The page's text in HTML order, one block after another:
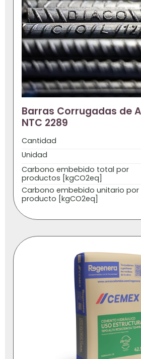
Barras Corrugadas de
NTC 2289
Cantidad
Unidad
Carbono embebido total por
productos [kgCO2eq]
Carbono embebido unitario por
producto [kgCO2eq]